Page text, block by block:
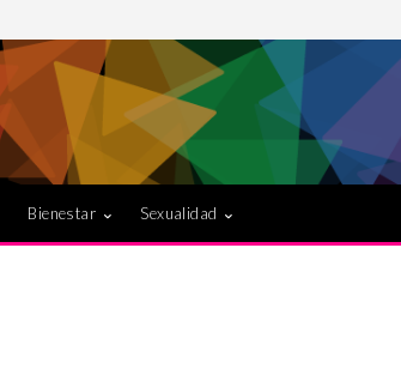
Bienestar Sexualidad